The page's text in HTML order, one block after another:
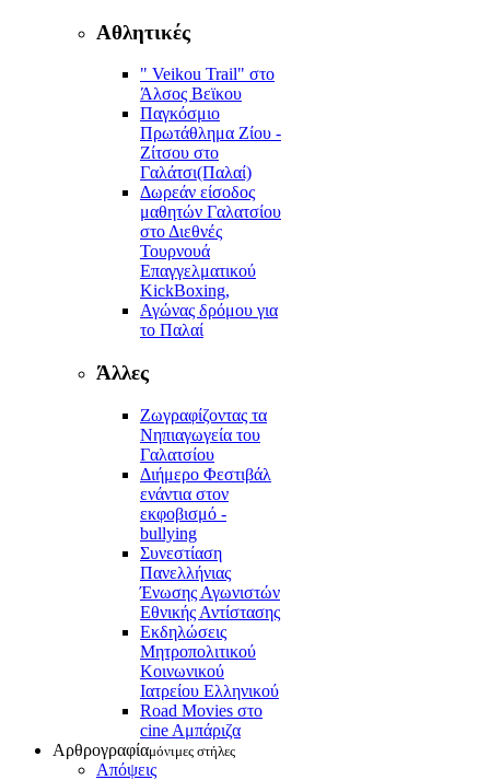
Αθλητικές
" Veikou Trail" στο
Άλσος Βεϊκου
Παγκόσμιο
Πρωτάθλημα Ζίου -
Ζίτσου στο
Γαλάτσι(Παλαί)
Δωρεάν είσοδος
μαθητών Γαλατσίου
στο Διεθνές
Τουρνουά
Επαγγελματικού
KickBoxing,
Αγώνας δρόμου για
το Παλαί
Άλλες
Ζωγραφίζοντας τα
Νηπιαγωγεία του
Γαλατσίου
Διήμερο Φεστιβάλ
ενάντια στον
εκφοβισμό -
bullying
Συνεστίαση
Πανελλήνιας
Ένωσης Αγωνιστών
Εθνικής Αντίστασης
Εκδηλώσεις
Μητροπολιτικού
Κοινωνικού
Ιατρείου Ελληνικού
Road Movies στο
cine Aμπάριζα
Αρθρογραφίαμόνιμες στήλες
Απόψεις